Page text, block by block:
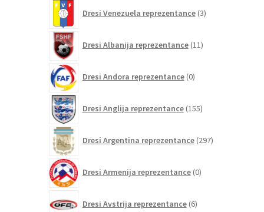
Dresi Venezuela reprezentance 3izdelki
Dresi Albanija reprezentance 11izdelkov
Dresi Andora reprezentance 0izdelkov
Dresi Anglija reprezentance 155izdelkov
Dresi Argentina reprezentance 297izdelkov
Dresi Armenija reprezentance 0izdelkov
Dresi Avstrija reprezentance 6izdelkov